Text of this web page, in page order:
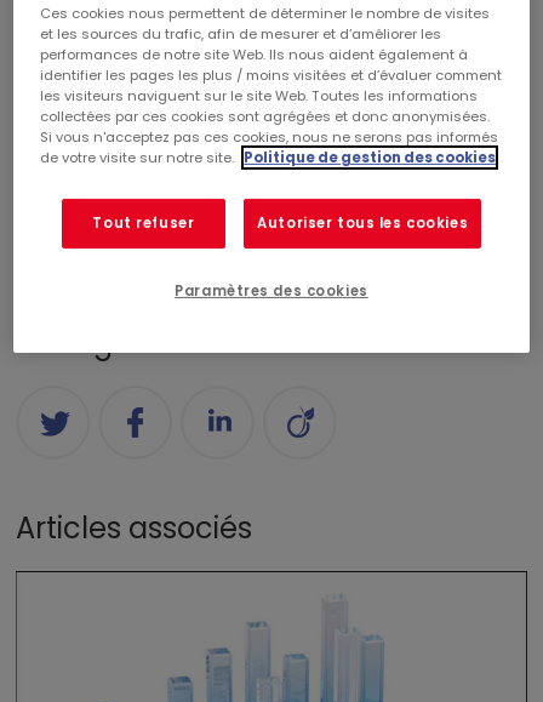
Catégories
CENTRES COMMERCIAUX RÉALISATIONS
FINANCE PALMARÈS NOMINATION
Partagez
Articles associés
Ces cookies nous permettent de déterminer le nombre de visites
et les sources du trafic, afin de mesurer et d’améliorer les
performances de notre site Web. Ils nous aident également à
identifier les pages les plus / moins visitées et d’évaluer comment
les visiteurs naviguent sur le site Web. Toutes les informations
collectées par ces cookies sont agrégées et donc anonymisées.
Si vous n'acceptez pas ces cookies, nous ne serons pas informés
de votre visite sur notre site. Politique de gestion des cookies
Tout refuser Autoriser tous les cookies
Paramètres des cookies